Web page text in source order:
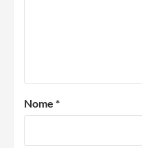
Nome *